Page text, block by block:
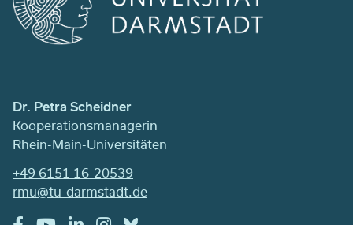
Dr. Petra Scheidner
Kooperationsmanagerin
Rhein-Main-Universitäten
+49 6151 16-20539
rmu@tu-darmstadt.de